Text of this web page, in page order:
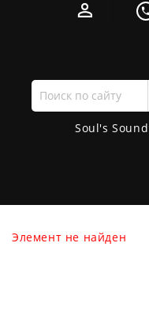
Поиск
по
сайту
Soul's
Элемент не найден